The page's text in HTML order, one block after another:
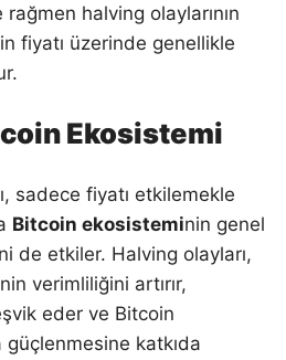
halving olaylarının
fiyatı üzerinde genellikle
Ekosistemi
sadece fiyatı etkilemekle
Bitcoin ekosisteminin genel
de etkiler. Halving olayları,
verimliliğini artırır,
eder ve Bitcoin
katkıda